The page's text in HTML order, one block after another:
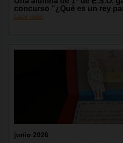
concurso “¿Qué es un rey
Leer más
junio 2026